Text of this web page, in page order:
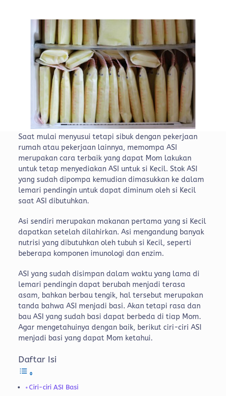
Saat mulai menyusui tetapi sibuk dengan pekerjaan
rumah atau pekerjaan lainnya, memompa ASI
merupakan cara terbaik yang dapat Mom lakukan
untuk tetap menyediakan ASI untuk si Kecil. Stok ASI
yang sudah dipompa kemudian dimasukkan ke dalam
lemari pendingin untuk dapat diminum oleh si Kecil
saat ASI dibutuhkan.
Asi sendiri merupakan makanan pertama yang si Kecil
dapatkan setelah dilahirkan. Asi mengandung banyak
nutrisi yang dibutuhkan oleh tubuh si Kecil, seperti
beberapa komponen imunologi dan enzim.
ASI yang sudah disimpan dalam waktu yang lama di
lemari pendingin dapat berubah menjadi terasa
asam, bahkan berbau tengik, hal tersebut merupakan
tanda bahwa ASI menjadi basi. Akan tetapi rasa dan
bau ASI yang sudah basi dapat berbeda di tiap Mom.
Agar mengetahuinya dengan baik, berikut ciri-ciri ASI
menjadi basi yang dapat Mom ketahui.
Daftar Isi
Ciri-ciri ASI Basi